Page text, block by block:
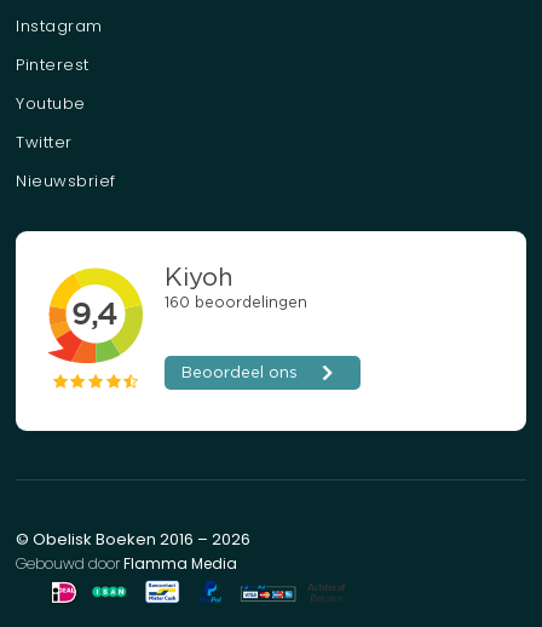
Instagram
Pinterest
Youtube
Twitter
Nieuwsbrief
© Obelisk Boeken 2016 – 2026
Gebouwd doorFlamma Media